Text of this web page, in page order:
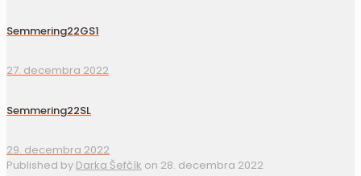
Semmering22GS1
27. decembra 2022
Semmering22SL
29. decembra 2022
Published by Darka Šefčík on 28. decembra 2022